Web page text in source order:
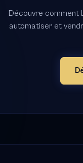
Découvre comment
automatiser et